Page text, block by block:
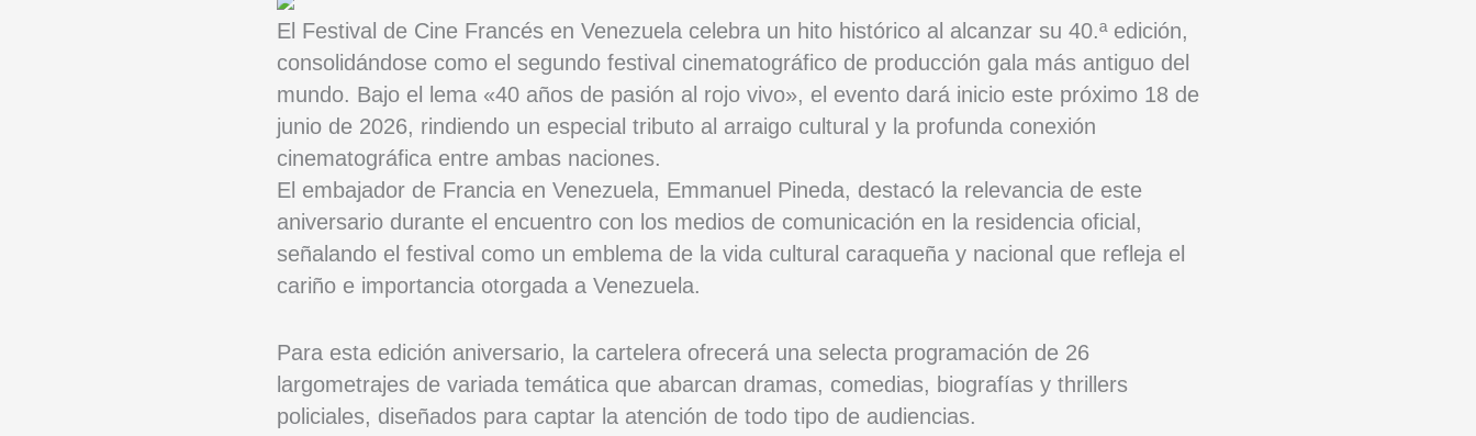
El Festival de Cine Francés en Venezuela celebra un hito histórico al alcanzar su 40.ª edición,
consolidándose como el segundo festival cinematográfico de producción gala más antiguo del
mundo. Bajo el lema «40 años de pasión al rojo vivo», el evento dará inicio este próximo 18 de
junio de 2026, rindiendo un especial tributo al arraigo cultural y la profunda conexión
cinematográfica entre ambas naciones.
El embajador de Francia en Venezuela, Emmanuel Pineda, destacó la relevancia de este
aniversario durante el encuentro con los medios de comunicación en la residencia oficial,
señalando el festival como un emblema de la vida cultural caraqueña y nacional que refleja el
cariño e importancia otorgada a Venezuela.
Para esta edición aniversario, la cartelera ofrecerá una selecta programación de 26
largometrajes de variada temática que abarcan dramas, comedias, biografías y thrillers
policiales, diseñados para captar la atención de todo tipo de audiencias.